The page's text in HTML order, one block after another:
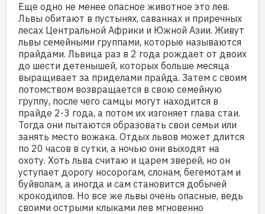
Еще одно не менее опасное животное это лев.
Львы обитают в пустынях, саваннах и приречных
лесах Центральной Африки и Южной Азии. Живут
львы семейными группами, которые называются
прайдами. Львица раз в 2 года рождает от двоих
до шести детенышей, которых больше месяца
выращивает за приделами прайда. Затем с своим
потомством возвращается в свою семейную
группу, после чего самцы могут находится в
прайде 2-3 года, а потом их изгоняет глава стаи.
Тогда они пытаются образовать свои семьи или
занять место вожака. Отдых львов может длится
по 20 часов в сутки, а ночью они выходят на
охоту. Хоть льва считаю и царем зверей, но он
уступает дорогу носорогам, слонам, бегемотам и
буйволам, а иногда и сам становится добычей
крокодилов. Но все же львы очень опасные, ведь
своими острыми клыками лев мгновенно